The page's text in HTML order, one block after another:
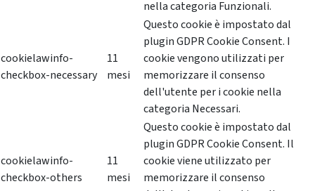
nella categoria Funzionali.
cookielawinfo-
checkbox-necessary
11
mesi
Questo cookie è impostato dal
plugin GDPR Cookie Consent. I
cookie vengono utilizzati per
memorizzare il consenso
dell'utente per i cookie nella
categoria Necessari.
cookielawinfo-
checkbox-others
11
mesi
Questo cookie è impostato dal
plugin GDPR Cookie Consent. Il
cookie viene utilizzato per
memorizzare il consenso